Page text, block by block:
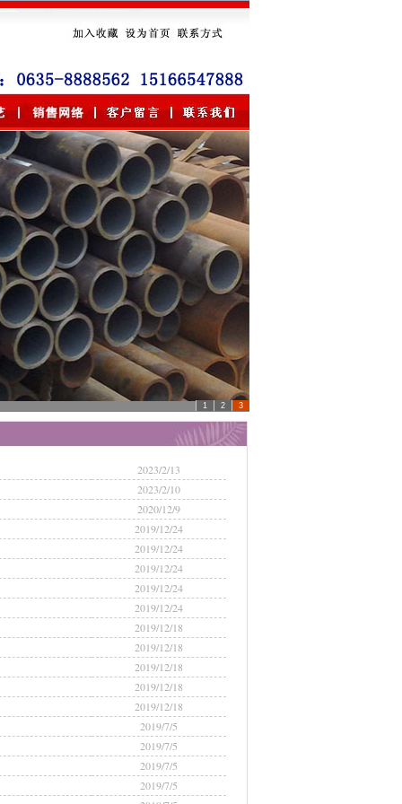
1 2 3
2023/2/13
2023/2/10
2020/12/9
2019/12/24
2019/12/24
2019/12/24
2019/12/24
2019/12/24
2019/12/18
2019/12/18
2019/12/18
2019/12/18
2019/12/18
2019/7/5
2019/7/5
2019/7/5
2019/7/5